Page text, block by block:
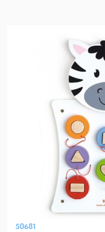
50681